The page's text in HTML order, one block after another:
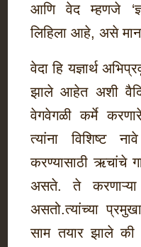
आणि वेद म्हणजे
लिहिला आहे, असे
वेदा हि यज्ञार्थ
झाले आहेत अशी
वेगवेगळी कर्मे
त्यांना विशिष्ट
करण्यासाठी ऋचांचे
असते. ते
असतो.त्यांच्या
साम तयार झाले की